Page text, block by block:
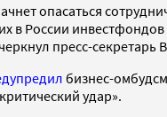
опасаться
в России
пресс-секретарь
бизнес-
удар».